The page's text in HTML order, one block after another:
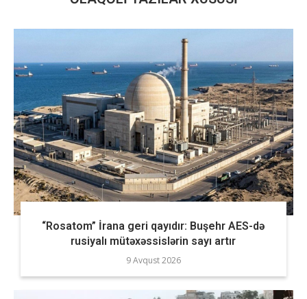
“Rosatom” İrana geri qayıdır: Buşehr AES-də
rusiyalı mütəxəssislərin sayı artır
9 Avqust 2026